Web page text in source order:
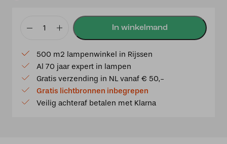
Tiffany
France
40
/
80
aantal
500 m2 lampenwinkel in Rijssen
Al 70 jaar expert in lampen
Gratis verzending in NL vanaf € 50,-
Gratis lichtbronnen inbegrepen
Veilig achteraf betalen met Klarna